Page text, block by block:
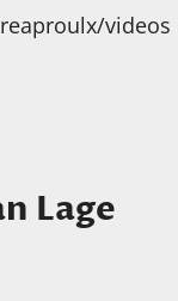
videos
Lage